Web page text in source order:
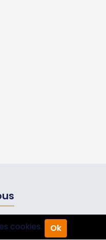
cookies. Ok